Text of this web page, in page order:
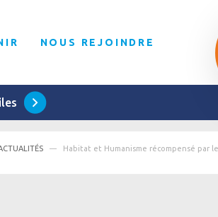
NOUS REJOINDRE
Habitat et Humanisme récompensé par